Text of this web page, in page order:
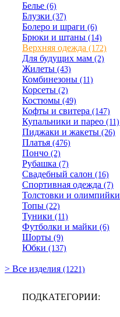
Белье (6)
Блузки (37)
Болеро и шраги (6)
Брюки и штаны (14)
Верхняя одежда (172)
Для будущих мам (2)
Жилеты (43)
Комбинезоны (11)
Корсеты (2)
Костюмы (49)
Кофты и свитера (147)
Купальники и парео (11)
Пиджаки и жакеты (26)
Платья (476)
Пончо (2)
Рубашка (7)
Свадебный салон (16)
Спортивная одежда (7)
Толстовки и олимпийки
Топы (22)
Туники (11)
Футболки и майки (6)
Шорты (9)
Юбки (137)
> Все изделия (1221)
ПОДКАТЕГОРИИ: